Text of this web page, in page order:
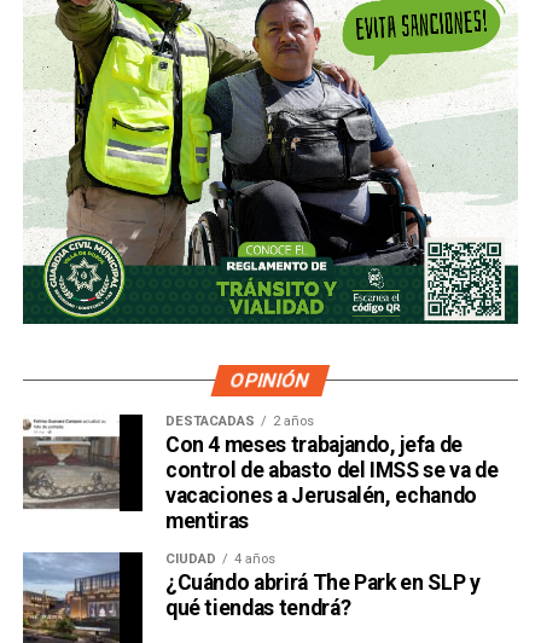
OPINIÓN
DESTACADAS 2 años
Con 4 meses trabajando, jefa de
control de abasto del IMSS se va de
vacaciones a Jerusalén, echando
mentiras
CIUDAD 4 años
¿Cuándo abrirá The Park en SLP y
qué tiendas tendrá?